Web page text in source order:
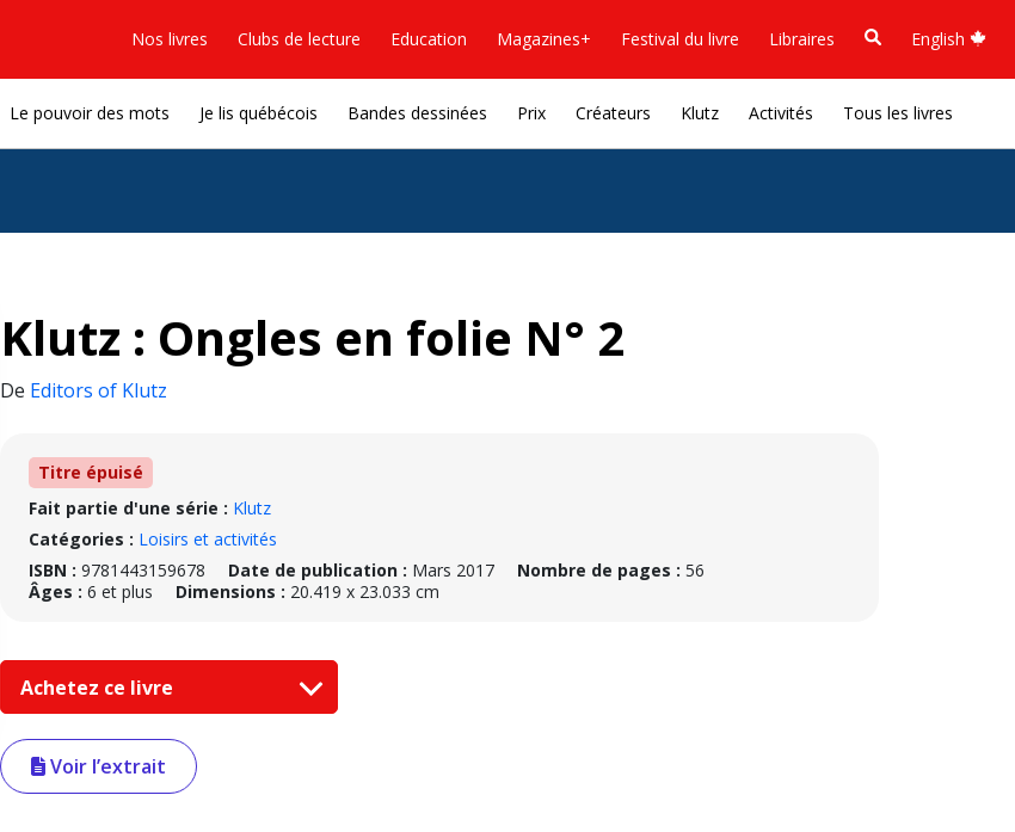
Nos livres Clubs de lecture Education Magazines+ Festival du livre Libraires English
Le pouvoir des mots Je lis québécois Bandes dessinées Prix Créateurs Klutz Activités Tous les livres
Klutz : Ongles en folie N° 2
De Editors of Klutz
Titre épuisé
Fait partie d'une série : Klutz
Catégories : Loisirs et activités
ISBN : 9781443159678 Date de publication : Mars 2017 Nombre de pages : 56
Âges : 6 et plus Dimensions : 20.419 x 23.033 cm
Achetez ce livre
Voir l’extrait